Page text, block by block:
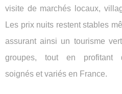
visite de marchés locaux,
Les prix nuits restent stables
assurant ainsi un tourisme
groupes, tout en profitant
soignés et variés en France.